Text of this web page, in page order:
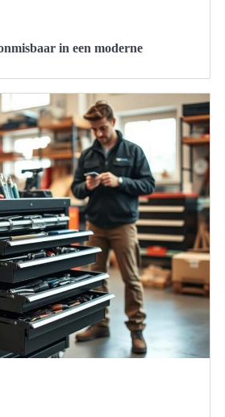
in een moderne